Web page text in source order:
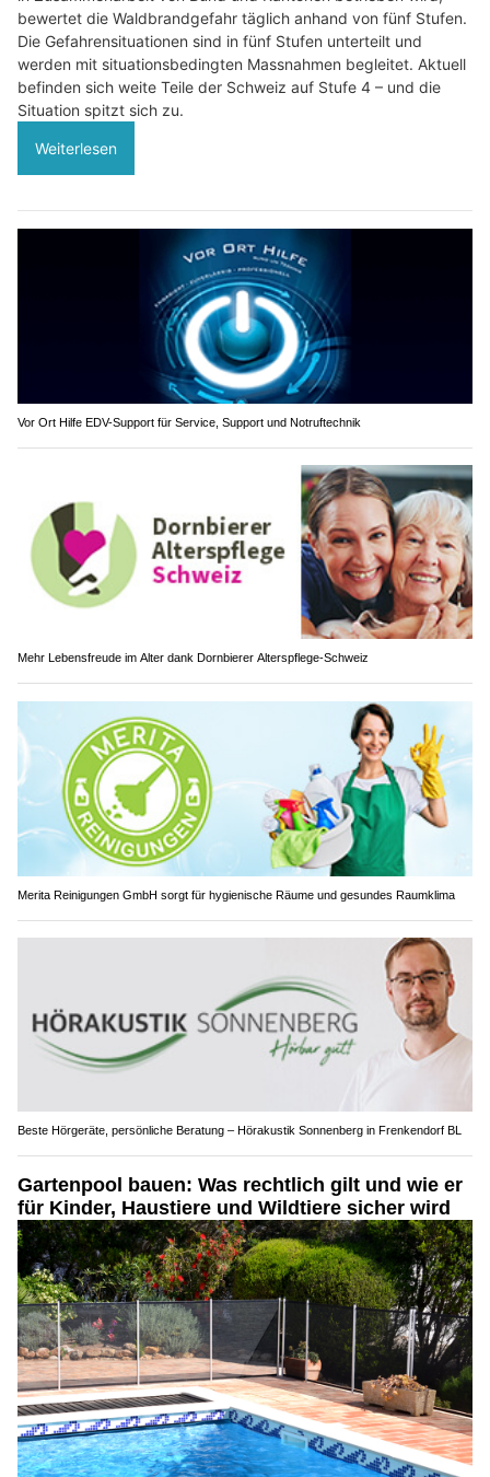
bewertet die Waldbrandgefahr täglich anhand von fünf Stufen.
Die Gefahrensituationen sind in fünf Stufen unterteilt und
werden mit situationsbedingten Massnahmen begleitet. Aktuell
befinden sich weite Teile der Schweiz auf Stufe 4 – und die
Situation spitzt sich zu.
Weiterlesen
Vor Ort Hilfe EDV-Support für Service, Support und Notruftechnik
Mehr Lebensfreude im Alter dank Dornbierer Alterspflege-Schweiz
Merita Reinigungen GmbH sorgt für hygienische Räume und gesundes Raumklima
Beste Hörgeräte, persönliche Beratung – Hörakustik Sonnenberg in Frenkendorf BL
Gartenpool bauen: Was rechtlich gilt und wie er
für Kinder, Haustiere und Wildtiere sicher wird